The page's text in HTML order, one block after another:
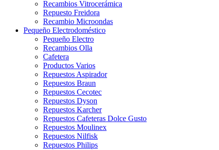
Recambios Vitrocerámica
Repuesto Freidora
Recambio Microondas
Pequeño Electrodoméstico
Pequeño Electro
Recambios Olla
Cafetera
Productos Varios
Repuestos Aspirador
Repuestos Braun
Repuestos Cecotec
Repuestos Dyson
Repuestos Karcher
Repuestos Cafeteras Dolce Gusto
Repuestos Moulinex
Repuestos Nilfisk
Repuestos Philips